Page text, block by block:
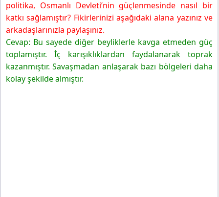
politika, Osmanlı Devleti’nin güçlenmesinde nasıl bir
katkı sağlamıştır? Fikirlerinizi aşağıdaki alana yazınız ve
arkadaşlarınızla paylaşınız.
Cevap: Bu sayede diğer beyliklerle kavga etmeden güç
toplamıştır. İç karışıklıklardan faydalanarak toprak
kazanmıştır. Savaşmadan anlaşarak bazı bölgeleri daha
kolay şekilde almıştır.